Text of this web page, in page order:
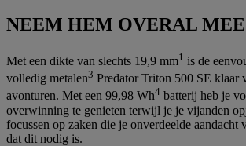
NEEM HEM OVERAL
Met een dikte van slechts 19,9 mm1 is de
volledig metalen3 Predator Triton 500 SE klaar
avonturen. Met een 99,98 Wh4 batterij heb je
overwinning te genieten terwijl je je vijanden
focussen op zaken die je onverdeelde aandacht
dat dit nodig is.